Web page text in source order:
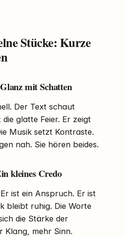
Stücke: Kurze
mit Schatten
Der Text schaut
glatte Feier. Er zeigt
Musik setzt Kontraste.
nah. Sie hören beides.
kleines Credo
ist ein Anspruch. Er ist
bleibt ruhig. Die Worte
die Stärke der
Klang, mehr Sinn.